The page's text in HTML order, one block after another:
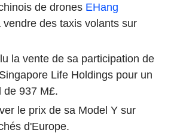
de drones EHang
vendre des taxis volants sur
la vente de sa participation de
Life Holdings pour un
de 937 M£.
le prix de sa Model Y sur
d'Europe.